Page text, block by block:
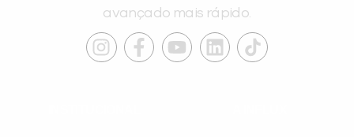
avançado mais rápido.